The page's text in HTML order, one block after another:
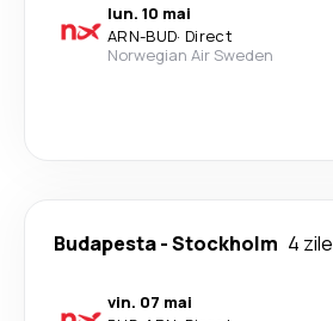
lun. 10 mai
ARN-BUD· Direct
Norwegian Air Sweden
Budapesta-Stockholm 4 zile
vin. 07 mai